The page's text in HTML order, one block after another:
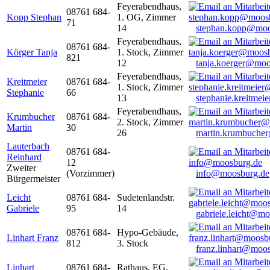
Kopp Stephan
08761 684-
71
Feyerabendhaus,
1. OG, Zimmer
14
Körger Tanja
08761 684-
821
Feyerabendhaus,
1. Stock, Zimmer
12
Kreitmeier
Stephanie
08761 684-
66
Feyerabendhaus,
1. Stock, Zimmer
13
Krumbucher
Martin
08761 684-
30
Feyerabendhaus,
2. Stock, Zimmer
26
Lauterbach
Reinhard
Zweiter
Bürgermeister
08761 684-
12
(Vorzimmer)
info@moosburg.de
Leicht
Gabriele
08761 684-
95
Sudetenlandstr.
14
Linhart Franz
08761 684-
812
Hypo-Gebäude,
3. Stock
Linhart
08761 684-
Rathaus, EG,